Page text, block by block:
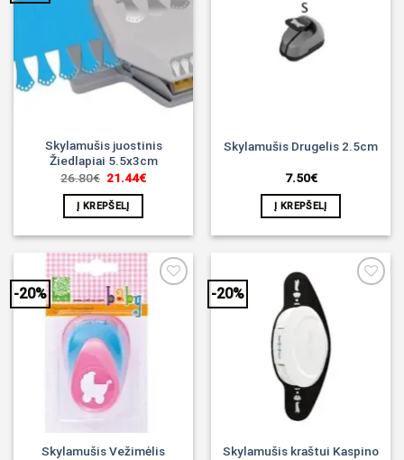
Skylamušis juostinis
Žiedlapiai 5.5x3cm
26.80€ Original
was:
26.80€.
21.44€Current
Į KREPŠELĮ
Skylamušis Drugelis 2.5cm
7.50€
Į KREPŠELĮ
-20%
Skylamušis Vežimėlis
-20%
Skylamušis kraštui Kaspino